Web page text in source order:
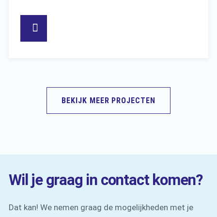
BEKIJK MEER PROJECTEN
Wil je graag in contact komen?
Dat kan! We nemen graag de mogelijkheden met je